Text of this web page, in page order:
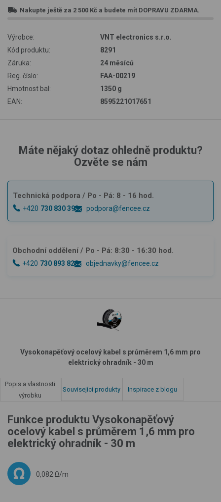
Nakupte ještě za 2 500 Kč a budete mít DOPRAVU ZDARMA.
Výrobce:
VNT electronics s.r.o.
Kód produktu:
8291
Záruka:
24 měsíců
Reg. číslo:
FAA-00219
Hmotnost bal:
1350 g
EAN:
8595221017651
Máte nějaký dotaz ohledně produktu?
Ozvěte se nám
Technická podpora / Po - Pá: 8 - 16 hod.
+420 730 830 393 podpora@fencee.cz
Obchodní oddělení / Po - Pá: 8:30 - 16:30 hod.
+420 730 893 828 objednavky@fencee.cz
Vysokonapěťový ocelový kabel s průměrem 1,6 mm pro
elektrický ohradník - 30 m
Popis a vlastnosti
výrobku
Související produkty Inspirace z blogu
Funkce produktu Vysokonapěťový
ocelový kabel s průměrem 1,6 mm pro
elektrický ohradník - 30 m
0,082 Ω/m